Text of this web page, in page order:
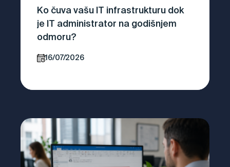
Ko čuva vašu IT infrastrukturu dok
je IT administrator na godišnjem
odmoru?
16/07/2026